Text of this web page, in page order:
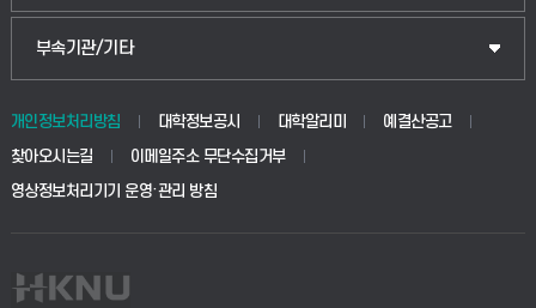
생명공학부
사회안전시스템공학부
공공정책대학원
교육대학원
웹메일
학사시스템(전문학사 및 전공심화)
사이버캠퍼스(전문학사 및 전공심화)
부속기관/기타
중앙도서관
학생생활관(안성)
산학협력단
개인정보처리방침 대학정보공시 대학알리미
예결산공고
찾아오시는길
이메일주소 무단수집거부
영상정보처리기기 운영·관리 방침